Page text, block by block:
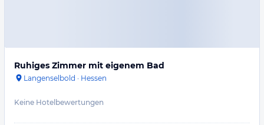
Ruhiges Zimmer mit eigenem Bad
Langenselbold · Hessen
Keine Hotelbewertungen